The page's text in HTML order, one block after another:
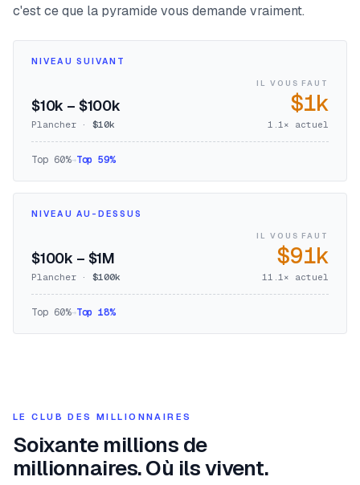
c'est ce que la pyramide vous demande vraiment.
NIVEAU SUIVANT
$10k – $100k
Plancher · $10k
IL VOUS FAUT
$1k
1.1× actuel
Top 60%→Top59%
NIVEAU AU-DESSUS
$100k – $1M
Plancher · $100k
IL VOUS FAUT
$91k
11.1× actuel
Top 60%→Top18%
LE CLUB DES MILLIONNAIRES
Soixante millions de
millionnaires. Où ils vivent.